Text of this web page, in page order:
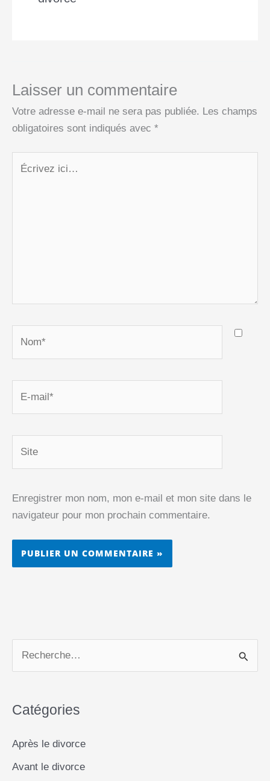
Laisser un commentaire
Votre adresse e-mail ne sera pas publiée. Les champs
obligatoires sont indiqués avec *
Enregistrer mon nom, mon e-mail et mon site dans le
navigateur pour mon prochain commentaire.
e
h
r
c
Catégories
Après le divorce
Avant le divorce